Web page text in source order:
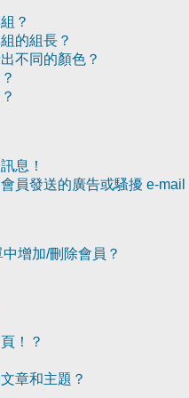
？
的組長？
不同的顏色？
息！
員發送的廣告或騷擾 e-mail
增加/刪除會員？
！？
章和主題？